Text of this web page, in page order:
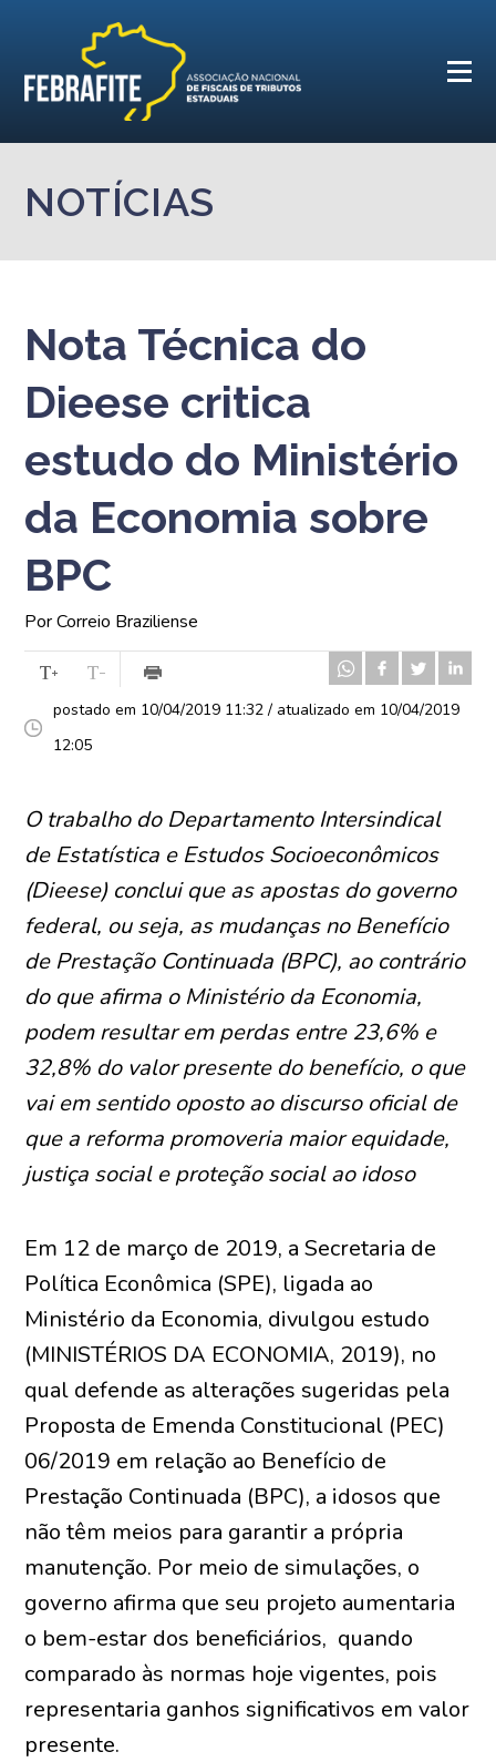
NOTÍCIAS
Nota Técnica do
Dieese critica
estudo do Ministério
da Economia sobre
BPC
Por Correio Braziliense
postado em 10/04/2019 11:32 / atualizado em 10/04/2019
12:05
O trabalho do Departamento Intersindical
de Estatística e Estudos Socioeconômicos
(Dieese) conclui que as apostas do governo
federal, ou seja, as mudanças no Benefício
de Prestação Continuada (BPC), ao contrário
do que afirma o Ministério da Economia,
podem resultar em perdas entre 23,6% e
32,8% do valor presente do benefício, o que
vai em sentido oposto ao discurso oficial de
que a reforma promoveria maior equidade,
justiça social e proteção social ao idoso
Em 12 de março de 2019, a Secretaria de
Política Econômica (SPE), ligada ao
Ministério da Economia, divulgou estudo
(MINISTÉRIOS DA ECONOMIA, 2019), no
qual defende as alterações sugeridas pela
Proposta de Emenda Constitucional (PEC)
06/2019 em relação ao Benefício de
Prestação Continuada (BPC), a idosos que
não têm meios para garantir a própria
manutenção. Por meio de simulações, o
governo afirma que seu projeto aumentaria
o bem-estar dos beneficiários, quando
comparado às normas hoje vigentes, pois
representaria ganhos significativos em valor
presente.